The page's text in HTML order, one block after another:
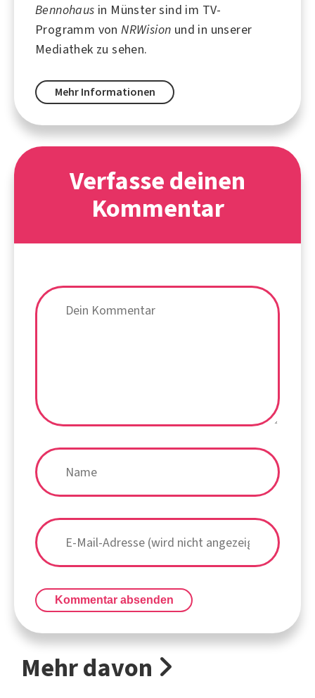
Bennohaus in Münstersind im TV-
Programm vonNRWision und in unserer
Mediathek zu sehen.
Mehr Informationen
Verfasse deinen
Kommentar
Kommentar absenden
Mehr davon